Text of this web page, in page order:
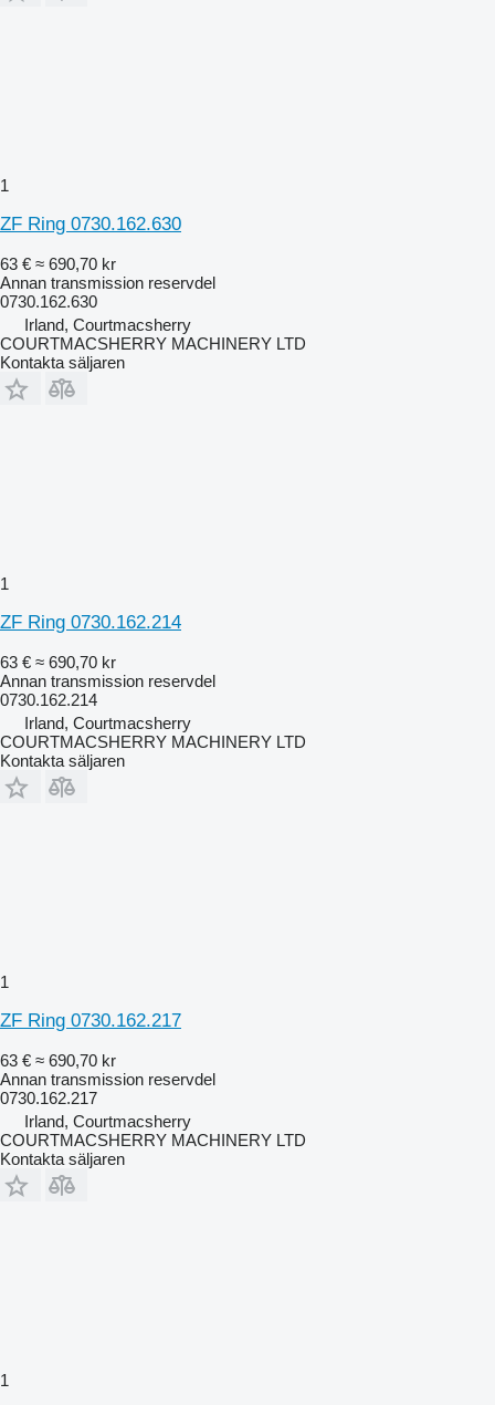
1
ZF Ring 0730.162.630
63 € ≈ 690,70 kr
Annan transmission reservdel
0730.162.630
Irland, Courtmacsherry
COURTMACSHERRY MACHINERY LTD
Kontakta säljaren
1
ZF Ring 0730.162.214
63 € ≈ 690,70 kr
Annan transmission reservdel
0730.162.214
Irland, Courtmacsherry
COURTMACSHERRY MACHINERY LTD
Kontakta säljaren
1
ZF Ring 0730.162.217
63 € ≈ 690,70 kr
Annan transmission reservdel
0730.162.217
Irland, Courtmacsherry
COURTMACSHERRY MACHINERY LTD
Kontakta säljaren
1